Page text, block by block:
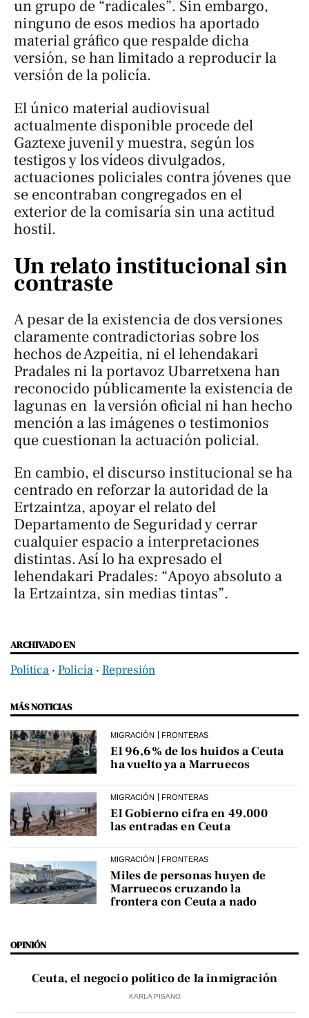
un grupo de “radicales”. Sin embargo,
ninguno de esos medios ha aportado
material gráfico que respalde dicha
versión, se han limitado a reproducir la
versión de la policía.
El único material audiovisual
actualmente disponible procede del
Gaztexe juvenil y muestra, según los
testigos y los vídeos divulgados,
actuaciones policiales contra jóvenes que
se encontraban congregados en el
exterior de la comisaría sin una actitud
hostil.
Un relato institucional sin
contraste
A pesar de la existencia de dos versiones
claramente contradictorias sobre los
hechos de Azpeitia, ni el lehendakari
Pradales ni la portavoz Ubarretxena han
reconocido públicamente la existencia de
lagunas en la versión oficial ni han hecho
mención a las imágenes o testimonios
que cuestionan la actuación policial.
En cambio, el discurso institucional se ha
centrado en reforzar la autoridad de la
Ertzaintza, apoyar el relato del
Departamento de Seguridad y cerrar
cualquier espacio a interpretaciones
distintas. Así lo ha expresado el
lehendakari Pradales: “Apoyo absoluto a
la Ertzaintza, sin medias tintas”.
ARCHIVADO EN
Política ‧ Policía ‧ Represión
MÁS NOTICIAS
MIGRACIÓN FRONTERAS
El 96,6% de los huidos a Ceuta
ha vuelto ya a Marruecos
MIGRACIÓN FRONTERAS
El Gobierno cifra en 49.000
las entradas en Ceuta
MIGRACIÓN FRONTERAS
Miles de personas huyen de
Marruecos cruzando la
frontera con Ceuta a nado
OPINIÓN
Ceuta, el negocio político de la inmigración
KARLA PISANO